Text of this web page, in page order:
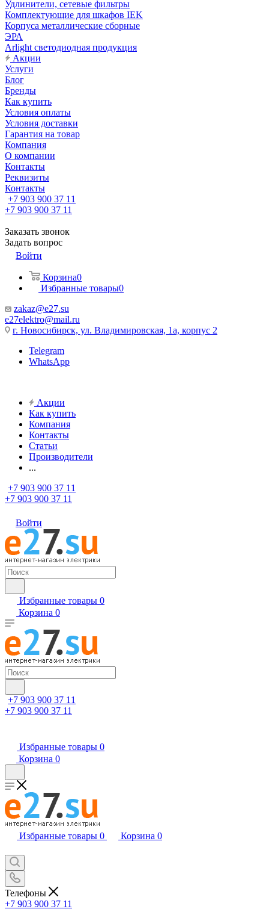
Удлинители, сетевые фильтры
Комплектующие для шкафов IEK
Корпуса металлические сборные
ЭРА
Arlight светодиодная продукция
Акции
Услуги
Блог
Бренды
Как купить
Условия оплаты
Условия доставки
Гарантия на товар
Компания
О компании
Контакты
Реквизиты
Контакты
+7 903 900 37 11
+7 903 900 37 11
Заказать звонок
Задать вопрос
Войти
Корзина0
Избранные товары0
zakaz@e27.su
e27elektro@mail.ru
г. Новосибирск, ул. Владимировская, 1а, корпус 2
Telegram
WhatsApp
Акции
Как купить
Компания
Контакты
Статьи
Производители
...
+7 903 900 37 11
+7 903 900 37 11
Войти
Избранные товары 0
Корзина 0
+7 903 900 37 11
+7 903 900 37 11
Избранные товары 0
Корзина 0
Избранные товары 0 Корзина 0
Телефоны
+7 903 900 37 11